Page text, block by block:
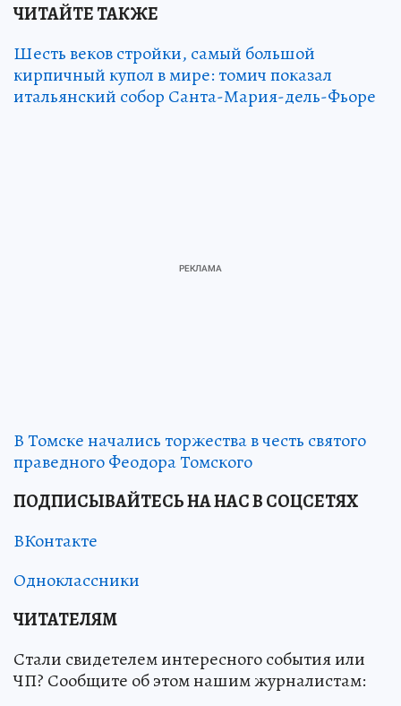
ЧИТАЙТЕ ТАКЖЕ
Шесть веков стройки, самый большой
кирпичный купол в мире: томич показал
итальянский собор Санта-Мария-дель-Фьоре
В Томске начались торжества в честь святого
праведного Феодора Томского
ПОДПИСЫВАЙТЕСЬ НА НАС В СОЦСЕТЯХ
ВКонтакте
Одноклассники
ЧИТАТЕЛЯМ
Стали свидетелем интересного события или
ЧП? Сообщите об этом нашим журналистам: